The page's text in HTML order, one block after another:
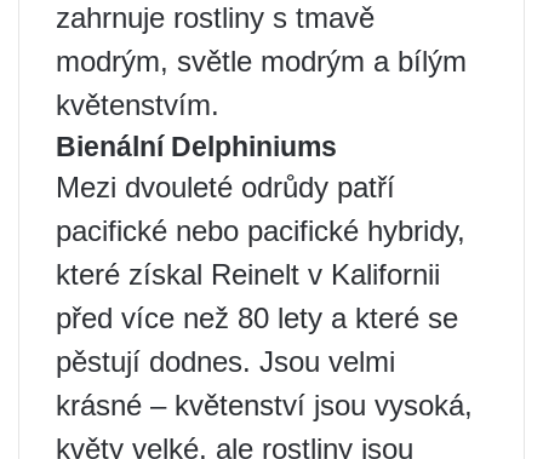
zahrnuje rostliny s tmavě
modrým, světle modrým a bílým
květenstvím.
Bienální Delphiniums
Mezi dvouleté odrůdy patří
pacifické nebo pacifické hybridy,
které získal Reinelt v Kalifornii
před více než 80 lety a které se
pěstují dodnes. Jsou velmi
krásné – květenství jsou vysoká,
květy velké, ale rostliny jsou